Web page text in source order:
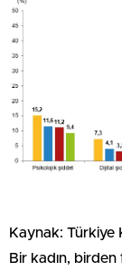
Kaynak: Türkiye
Bir kadın,